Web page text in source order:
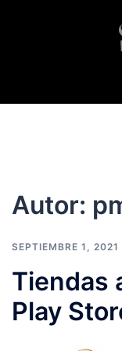
Autor:
SEPTIEMBRE 1, 2021
Tiendas
Play